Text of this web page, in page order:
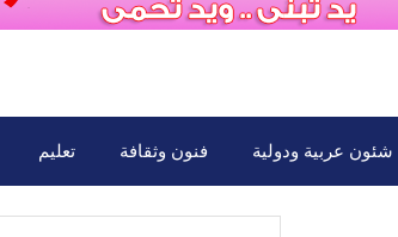
شئون عربية ودولية فنون وثقافة تعليم